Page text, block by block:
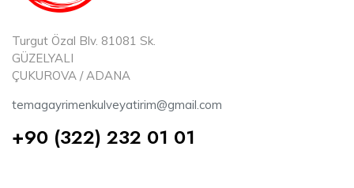
Turgut Özal Blv. 81081 Sk.
GÜZELYALI
ÇUKUROVA / ADANA
temagayrimenkulveyatirim@gmail.com
+90 (322) 232 01 01